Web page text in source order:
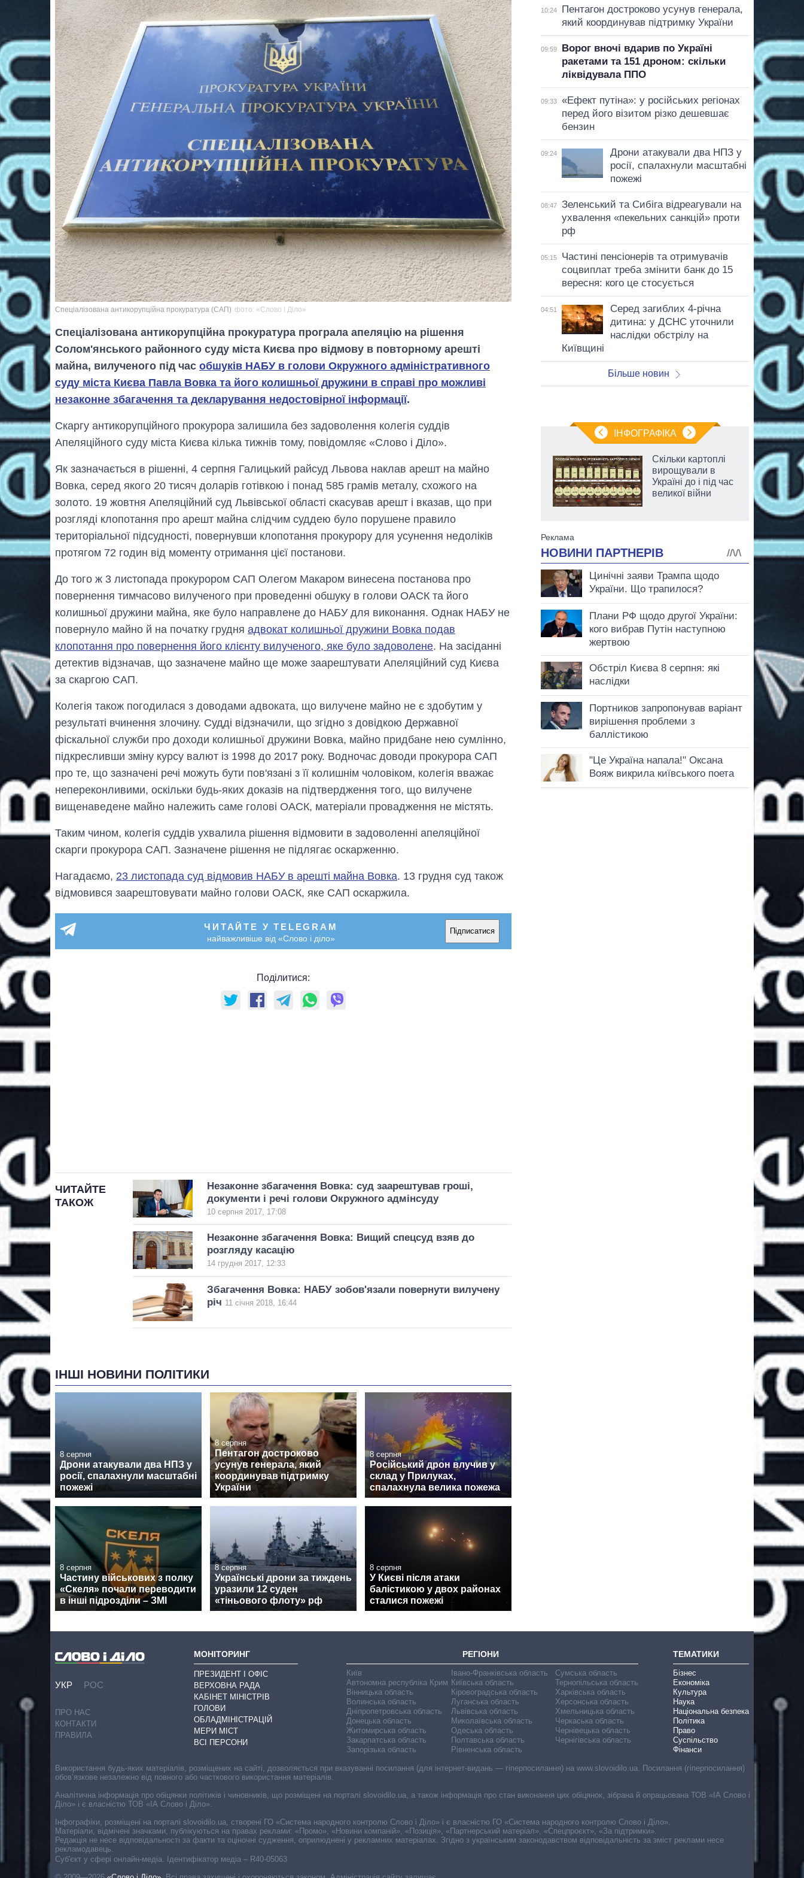
Спеціалізована антикорупційна прокуратура (САП) фото: «Слово і Діло»
Спеціалізована антикорупційна прокуратура програла апеляцію на рішення
Солом'янського районного суду міста Києва про відмову в повторному арешті
майна, вилученого під час обшуків НАБУ в голови Окружного адміністративного
суду міста Києва Павла Вовка та його колишньої дружини в справі про можливі
незаконне збагачення та декларування недостовірної інформації.
Скаргу антикорупційного прокурора залишила без задоволення колегія суддів
Апеляційного суду міста Києва кілька тижнів тому, повідомляє «Слово і Діло».
Як зазначається в рішенні, 4 серпня Галицький райсуд Львова наклав арешт на майно
Вовка, серед якого 20 тисяч доларів готівкою і понад 585 грамів металу, схожого на
золото. 19 жовтня Апеляційний суд Львівської області скасував арешт і вказав, що при
розгляді клопотання про арешт майна слідчим суддею було порушене правило
територіальної підсудності, повернувши клопотання прокурору для усунення недоліків
протягом 72 годин від моменту отримання цієї постанови.
До того ж 3 листопада прокурором САП Олегом Макаром винесена постанова про
повернення тимчасово вилученого при проведенні обшуку в голови ОАСК та його
колишньої дружини майна, яке було направлене до НАБУ для виконання. Однак НАБУ не
повернуло майно й на початку грудня адвокат колишньої дружини Вовка подав
клопотання про повернення його клієнту вилученого, яке було задоволене. На засіданні
детектив відзначав, що зазначене майно ще може заарештувати Апеляційний суд Києва
за скаргою САП.
Колегія також погодилася з доводами адвоката, що вилучене майно не є здобутим у
результаті вчинення злочину. Судді відзначили, що згідно з довідкою Державної
фіскальної служби про доходи колишньої дружини Вовка, майно придбане нею сумлінно,
підкресливши зміну курсу валют із 1998 до 2017 року. Водночас доводи прокурора САП
про те, що зазначені речі можуть бути пов'язані з її колишнім чоловіком, колегія вважає
непереконливими, оскільки будь-яких доказів на підтвердження того, що вилучене
вищенаведене майно належить саме голові ОАСК, матеріали провадження не містять.
Таким чином, колегія суддів ухвалила рішення відмовити в задоволенні апеляційної
скарги прокурора САП. Зазначене рішення не підлягає оскарженню.
Нагадаємо, 23 листопада суд відмовив НАБУ в арешті майна Вовка. 13 грудня суд також
відмовився заарештовувати майно голови ОАСК, яке САП оскаржила.
ЧИТАЙТЕ У TELEGRAM
найважливіше від «Слово і діло»
Підписатися
Поділитися:
ЧИТАЙТЕ
ТАКОЖ
Незаконне збагачення Вовка: суд заарештував гроші,
документи і речі голови Окружного адмінсуду
10 серпня 2017, 17:08
Незаконне збагачення Вовка: Вищий спецсуд взяв до
розгляду касацію
14 грудня 2017, 12:33
Збагачення Вовка: НАБУ зобов'язали повернути вилучену
річ 11 січня 2018, 16:44
ІНШІ НОВИНИ ПОЛІТИКИ
8 серпня
Дрони атакували два НПЗ у
росії, спалахнули масштабні
пожежі
8 серпня
Пентагон достроково
усунув генерала, який
координував підтримку
України
8 серпня
Російський дрон влучив у
склад у Прилуках,
спалахнула велика пожежа
8 серпня
Частину військових з полку
«Скеля» почали переводити
в інші підрозділи – ЗМІ
8 серпня
Українські дрони за тиждень
уразили 12 суден
«тіньового флоту» рф
8 серпня
У Києві після атаки
балістикою у двох районах
сталися пожежі
10:24
Пентагон достроково усунув генерала,
який координував підтримку України
09:59
Ворог вночі вдарив по Україні
ракетами та 151 дроном: скільки
ліквідувала ППО
09:33
«Ефект путіна»: у російських регіонах
перед його візитом різко дешевшає
бензин
09:24
Дрони атакували два НПЗ у
росії, спалахнули масштабні
пожежі
08:47
Зеленський та Сибіга відреагували на
ухвалення «пекельних санкцій» проти
рф
05:15
Частині пенсіонерів та отримувачів
соцвиплат треба змінити банк до 15
вересня: кого це стосується
04:51
Серед загиблих 4-річна
дитина: у ДСНС уточнили
наслідки обстрілу на
Київщині
Більше новин
ІНФОГРАФІКА
ударів по Україні
за літо: Київ та
головною ціллю
рф
Скільки картоплі
вирощували в
Україні до і під час
великої війни
УКР РОС
ПРО НАС
КОНТАКТИ
ПРАВИЛА
МОНІТОРИНГ
ПРЕЗИДЕНТ І ОФІС
ВЕРХОВНА РАДА
КАБІНЕТ МІНІСТРІВ
ГОЛОВИ
ОБЛАДМІНІСТРАЦІЙ
МЕРИ МІСТ
ВСІ ПЕРСОНИ
РЕГІОНИ
Київ
Автономна республіка Крим
Вінницька область
Волинська область
Дніпропетровська область
Донецька область
Житомирська область
Закарпатська область
Запорізька область
Івано-Франківська область
Київська область
Кіровоградська область
Луганська область
Львівська область
Миколаївська область
Одеська область
Полтавська область
Рівненська область
Сумська область
Тернопільська область
Харківська область
Херсонська область
Хмельницька область
Черкаська область
Чернівецька область
Чернігівська область
ТЕМАТИКИ
Бізнес
Економіка
Культура
Наука
Національна безпека
Політика
Право
Суспільство
Фінанси
Cуб'єкт у сфері онлайн-медіа. Ідентифікатор медіа – R40-05063
Використання будь-яких матеріалів, розміщених на сайті, дозволяється при вказуванні посилання (для інтернет-видань — гіперпосилання) на www.slovoidilo.ua. Посилання (гіперпосилання)
обов’язкове незалежно від повного або часткового використання матеріалів.
Аналітична інформація про обіцянки політиків і чиновників, що розміщені на порталі slovoidilo.ua, а також інформація про стан виконання цих обіцянок, зібрана й опрацьована ТОВ «ІА Слово і
Діло» і є власністю ТОВ «ІА Слово і Діло».
Інфографіки, розміщені на порталі slovoidilo.ua, створені ГО «Система народного контролю Слово і Діло» і є власністю ГО «Система народного контролю Слово і Діло».
Матеріали, відмічені значками, публікуються на правах реклами: «Промо», «Новини компаній», «Позиція», «Партнерський матеріал», «Спецпроєкт», «За підтримки».
Редакція не несе відповідальності за факти та оціночні судження, оприлюднені у рекламних матеріалах. Згідно з українським законодавством відповідальність за зміст реклами несе
рекламодавець.